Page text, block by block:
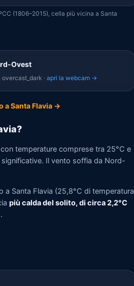
(1806–2015), cella più vicina a Santa
Ovest
overcast_dark ·apri la webcam →
a Santa Flavia →
temperature comprese tra 25°C e
Il vento soffia da Nord-
Santa Flavia (25,8°C di temperatura
più calda del solito, di circa 2,2°C